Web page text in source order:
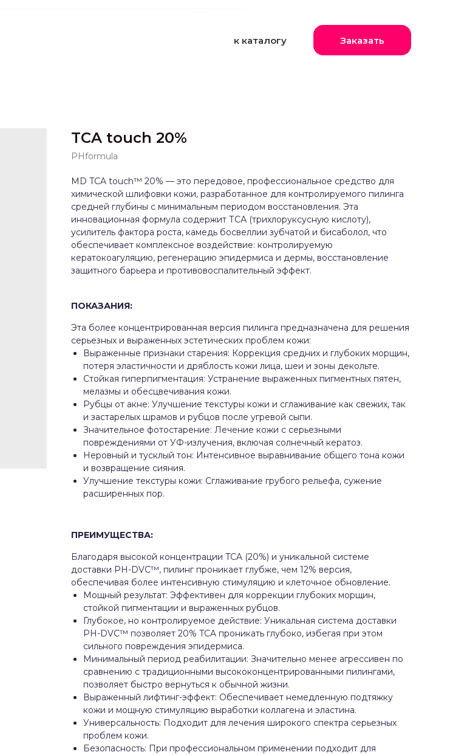
к каталогу Заказать
TCA touch 20%
PHformula
MD TCA touch™ 20% — это передовое, профессиональное средство для
химической шлифовки кожи, разработанное для контролируемого пилинга
средней глубины с минимальным периодом восстановления. Эта
инновационная формула содержит ТСА (трихлоруксусную кислоту),
усилитель фактора роста, камедь босвеллии зубчатой и бисаболол, что
обеспечивает комплексное воздействие: контролируемую
кератокоагуляцию, регенерацию эпидермиса и дермы, восстановление
защитного барьера и противовоспалительный эффект.
ПОКАЗАНИЯ:
Эта более концентрированная версия пилинга предназначена для решения
серьезных и выраженных эстетических проблем кожи:
Выраженные признаки старения: Коррекция средних и глубоких морщин,
потеря эластичности и дряблость кожи лица, шеи и зоны декольте.
Стойкая гиперпигментация: Устранение выраженных пигментных пятен,
мелазмы и обесцвечивания кожи.
Рубцы от акне: Улучшение текстуры кожи и сглаживание как свежих, так
и застарелых шрамов и рубцов после угревой сыпи.
Значительное фотостарение: Лечение кожи с серьезными
повреждениями от УФ-излучения, включая солнечный кератоз.
Неровный и тусклый тон: Интенсивное выравнивание общего тона кожи
и возвращение сияния.
Улучшение текстуры кожи: Сглаживание грубого рельефа, сужение
расширенных пор.
ПРЕИМУЩЕСТВА:
Благодаря высокой концентрации TCA (20%) и уникальной системе
доставки PH-DVC™, пилинг проникает глубже, чем 12% версия,
обеспечивая более интенсивную стимуляцию и клеточное обновление.
Мощный результат: Эффективен для коррекции глубоких морщин,
стойкой пигментации и выраженных рубцов.
Глубокое, но контролируемое действие: Уникальная система доставки
PH-DVC™ позволяет 20% TCA проникать глубоко, избегая при этом
сильного повреждения эпидермиса.
Минимальный период реабилитации: Значительно менее агрессивен по
сравнению с традиционными высококонцентрированными пилингами,
позволяет быстро вернуться к обычной жизни.
Выраженный лифтинг-эффект: Обеспечивает немедленную подтяжку
кожи и мощную стимуляцию выработки коллагена и эластина.
Универсальность: Подходит для лечения широкого спектра серьезных
проблем кожи.
Безопасность: При профессиональном применении подходит для